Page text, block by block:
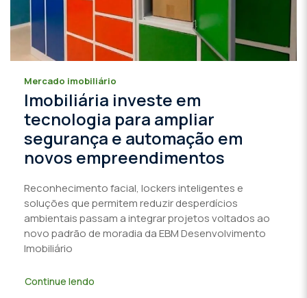
Mercado imobiliário
Imobiliária investe em
tecnologia para ampliar
segurança e automação em
novos empreendimentos
Reconhecimento facial, lockers inteligentes e
soluções que permitem reduzir desperdícios
ambientais passam a integrar projetos voltados ao
novo padrão de moradia da EBM Desenvolvimento
Imobiliário
Continue lendo